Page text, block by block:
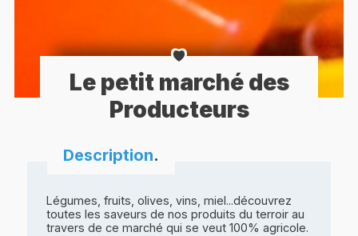
Le petit marché des
Producteurs
Description.
Légumes, fruits, olives, vins, miel...découvrez
toutes les saveurs de nos produits du terroir au
travers de ce marché qui se veut 100% agricole.